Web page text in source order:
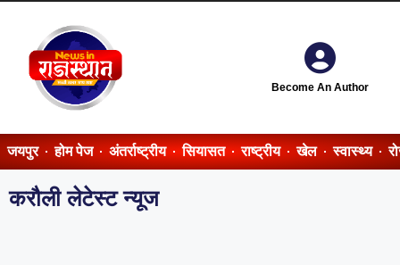
Become An Author
जयपुर होम पेज अंतर्राष्ट्रीय सियासत राष्ट्रीय खेल स्वास्थ्य
करौली लेटेस्ट न्यूज